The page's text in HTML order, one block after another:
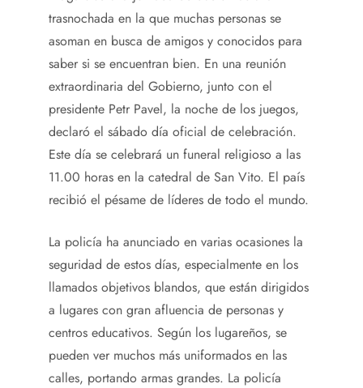
trasnochada en la que muchas personas se
asoman en busca de amigos y conocidos para
saber si se encuentran bien. En una reunión
extraordinaria del Gobierno, junto con el
presidente Petr Pavel, la noche de los juegos,
declaró el sábado día oficial de celebración.
Este día se celebrará un funeral religioso a las
11.00 horas en la catedral de San Vito. El país
recibió el pésame de líderes de todo el mundo.
La policía ha anunciado en varias ocasiones la
seguridad de estos días, especialmente en los
llamados objetivos blandos, que están dirigidos
a lugares con gran afluencia de personas y
centros educativos. Según los lugareños, se
pueden ver muchos más uniformados en las
calles, portando armas grandes. La policía